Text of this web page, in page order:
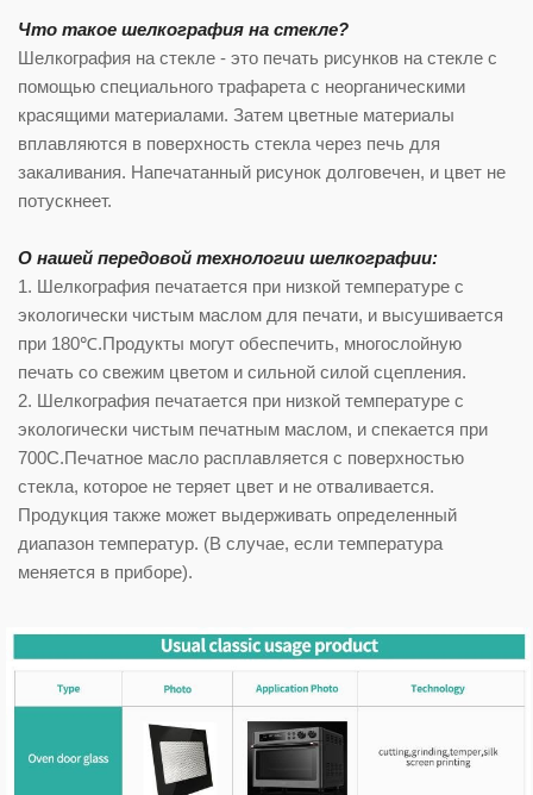
Что такое шелкография на стекле?
Шелкография на стекле - это печать рисунков на стекле с
помощью специального трафарета с неорганическими
красящими материалами. Затем цветные материалы
вплавляются в поверхность стекла через печь для
закаливания. Напечатанный рисунок долговечен, и цвет не
потускнеет.
О нашей передовой технологии шелкографии:
1. Шелкография печатается при низкой температуре с
экологически чистым маслом для печати, и высушивается
при 180℃.Продукты могут обеспечить, многослойную
печать со свежим цветом и сильной силой сцепления.
2. Шелкография печатается при низкой температуре с
экологически чистым печатным маслом, и спекается при
700C.Печатное масло расплавляется с поверхностью
стекла, которое не теряет цвет и не отваливается.
Продукция также может выдерживать определенный
диапазон температур. (В случае, если температура
меняется в приборе).